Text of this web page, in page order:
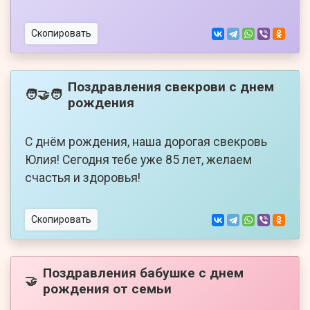
Скопировать
🧑‍🤝‍🧑 Поздравления свекрови с днем
рождения
С днём рождения, наша дорогая свекровь
Юлия! Сегодня тебе уже 85 лет, желаем
счастья и здоровья!
Скопировать
🤝 Поздравления бабушке с днем
рождения от семьи